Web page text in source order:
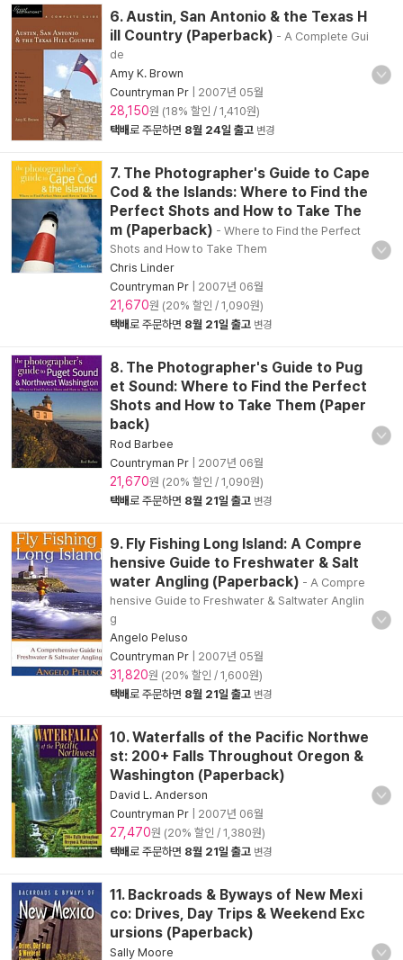
6. Austin, San Antonio & the Texas H
ill Country (Paperback) - A Complete Gui
de
Amy K. Brown
Countryman Pr
2007년 05월
28,150원 (18% 할인 / 1,410원)
택배로 주문하면 8월 24일 출고 변경
7. The Photographer's Guide to Cape
Cod & the Islands: Where to Find the
Perfect Shots and How to Take The
m (Paperback) - Where to Find the Perfect
Shots and How to Take Them
Chris Linder
Countryman Pr
2007년 06월
21,670원 (20% 할인 / 1,090원)
택배로 주문하면 8월 21일 출고 변경
8. The Photographer's Guide to Pug
et Sound: Where to Find the Perfect
Shots and How to Take Them (Paper
back)
Rod Barbee
Countryman Pr
2007년 06월
21,670원 (20% 할인 / 1,090원)
택배로 주문하면 8월 21일 출고 변경
9. Fly Fishing Long Island: A Compre
hensive Guide to Freshwater & Salt
water Angling (Paperback) - A Compre
hensive Guide to Freshwater & Saltwater Anglin
g
Angelo Peluso
Countryman Pr
2007년 05월
31,820원 (20% 할인 / 1,600원)
택배로 주문하면 8월 21일 출고 변경
10. Waterfalls of the Pacific Northwe
st: 200+ Falls Throughout Oregon &
Washington (Paperback)
David L. Anderson
Countryman Pr
2007년 06월
27,470원 (20% 할인 / 1,380원)
택배로 주문하면 8월 21일 출고 변경
11. Backroads & Byways of New Mexi
co: Drives, Day Trips & Weekend Exc
ursions (Paperback)
Sally Moore